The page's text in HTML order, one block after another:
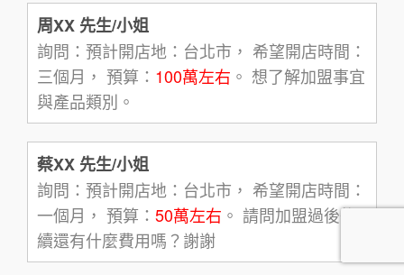
周XX 先生/小姐
詢問：預計開店地：台北市， 希望開店時間：
三個月， 預算： 100萬左右 。 想了解加盟事宜
與產品類別。
蔡XX 先生/小姐
詢問：預計開店地：台北市， 希望開店時間：
一個月， 預算： 50萬左右 。 請問加盟過後後
續還有什麼費用嗎？謝謝